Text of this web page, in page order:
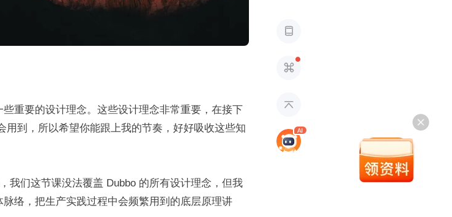
重要的设计理念。这些设计理念非常重要，在接下
用到，所以希望你能跟上我的节奏，好好吸收这些知
我们这节课没法覆盖 Dubbo 的所有设计理念，但我
络，把生产实践过程中会频繁用到的底层原理讲


